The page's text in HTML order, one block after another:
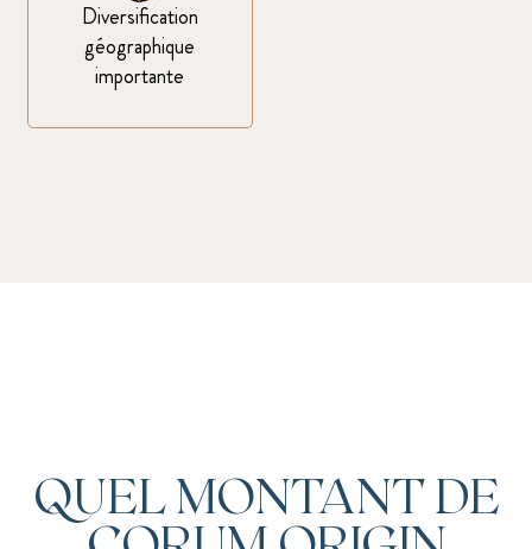
Diversification
géographique
importante
QUEL MONTANT DE